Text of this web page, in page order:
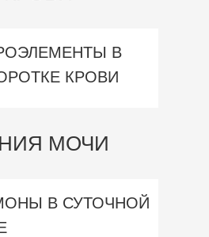
В
КРОВИ
МОЧИ
В СУТОЧНОЙ